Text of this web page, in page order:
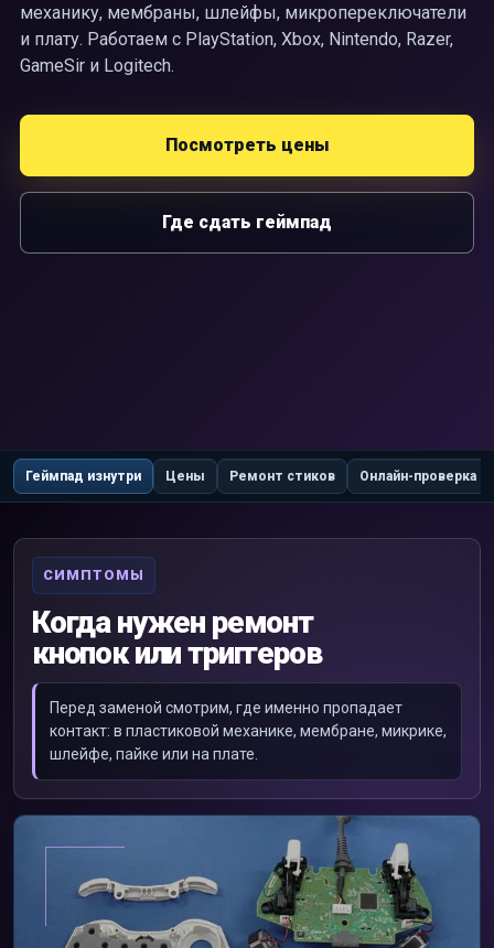
механику, мембраны, шлейфы, микропереключатели
и плату. Работаем с PlayStation, Xbox, Nintendo, Razer,
GameSir и Logitech.
Посмотреть цены
Где сдать геймпад
Геймпад изнутри Цены Ремонт стиков Онлайн-проверка
СИМПТОМЫ
Когда нужен ремонт
кнопок или триггеров
Перед заменой смотрим, где именно пропадает
контакт: в пластиковой механике, мембране, микрике,
шлейфе, пайке или на плате.